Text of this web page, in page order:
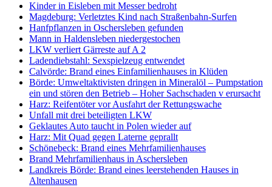
Kinder in Eisleben mit Messer bedroht
Magdeburg: Verletztes Kind nach Straßenbahn-Surfen
Hanfpflanzen in Oschersleben gefunden
Mann in Haldensleben niedergestochen
LKW verliert Gärreste auf A 2
Ladendiebstahl: Sexspielzeug entwendet
Calvörde: Brand eines Einfamilienhauses in Klüden
Börde: Umweltaktivisten dringen in Mineralöl – Pumpstation
ein und stören den Betrieb – Hoher Sachschaden v erursacht
Harz: Reifentöter vor Ausfahrt der Rettungswache
Unfall mit drei beteiligten LKW
Geklautes Auto taucht in Polen wieder auf
Harz: Mit Quad gegen Laterne geprallt
Schönebeck: Brand eines Mehrfamilienhauses
Brand Mehrfamilienhaus in Aschersleben
Landkreis Börde: Brand eines leerstehenden Hauses in
Altenhausen